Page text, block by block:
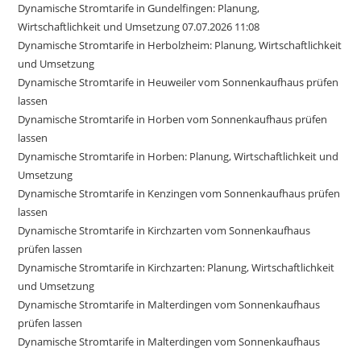
Dynamische Stromtarife in Gundelfingen: Planung,
Wirtschaftlichkeit und Umsetzung 07.07.2026 11:08
Dynamische Stromtarife in Herbolzheim: Planung, Wirtschaftlichkeit
und Umsetzung
Dynamische Stromtarife in Heuweiler vom Sonnenkaufhaus prüfen
lassen
Dynamische Stromtarife in Horben vom Sonnenkaufhaus prüfen
lassen
Dynamische Stromtarife in Horben: Planung, Wirtschaftlichkeit und
Umsetzung
Dynamische Stromtarife in Kenzingen vom Sonnenkaufhaus prüfen
lassen
Dynamische Stromtarife in Kirchzarten vom Sonnenkaufhaus
prüfen lassen
Dynamische Stromtarife in Kirchzarten: Planung, Wirtschaftlichkeit
und Umsetzung
Dynamische Stromtarife in Malterdingen vom Sonnenkaufhaus
prüfen lassen
Dynamische Stromtarife in Malterdingen vom Sonnenkaufhaus